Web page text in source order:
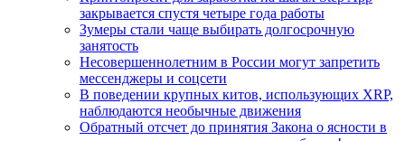
закрывается спустя четыре года работы
Зумеры стали чаще выбирать долгосрочную
занятость
Несовершеннолетним в России могут запретить
мессенджеры и соцсети
В поведении крупных китов, использующих XRP,
наблюдаются необычные движения
Обратный отсчет до принятия Закона о ясности в